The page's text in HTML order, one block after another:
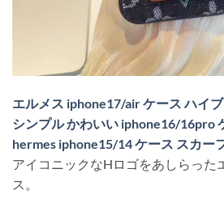
エルメス iphone17/air ケース ハイ
シンプル かわいい iphone16/16pro
hermes iphone15/14 ケース スカー
アイコニックなHロゴをあしらった
ス。